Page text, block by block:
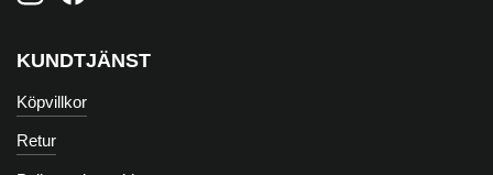
KUNDTJÄNST
Köpvillkor
Retur